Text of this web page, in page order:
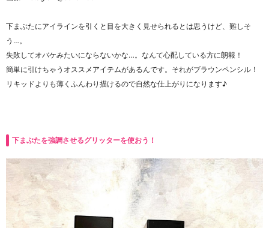
下まぶたにアイラインを引くと目を大きく見せられるとは思うけど、難しそ
う…。
失敗してオバケみたいにならないかな…。なんて心配している方に朗報！
簡単に引けちゃうオススメアイテムがあるんです。それがブラウンペンシル！
リキッドよりも薄くふんわり描けるので自然な仕上がりになります♪
下まぶたを強調させるグリッターを使おう！